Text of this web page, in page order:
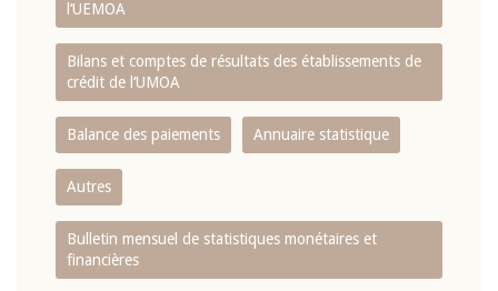
l‘UEMOA
Bilans et comptes de résultats des établissements de
crédit de l‘UMOA
Balance des paiements Annuaire statistique
Autres
Bulletin mensuel de statistiques monétaires et
financières